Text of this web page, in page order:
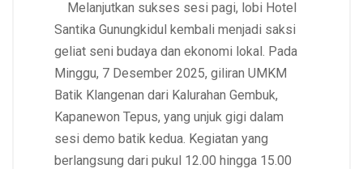
Melanjutkan sukses sesi pagi, lobi Hotel
Santika Gunungkidul kembali menjadi saksi
geliat seni budaya dan ekonomi lokal. Pada
Minggu, 7 Desember 2025, giliran UMKM
Batik Klangenan dari Kalurahan Gembuk,
Kapanewon Tepus, yang unjuk gigi dalam
sesi demo batik kedua. Kegiatan yang
berlangsung dari pukul 12.00 hingga 15.00